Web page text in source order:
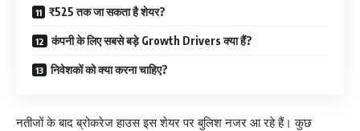
₹525 तक जा सकता है शेयर?
कंपनी के लिए सबसे बड़े Growth Drivers क्या हैं?
निवेशकों को क्या करना चाहिए?
नतीजों के बाद ब्रोकरेज हाउस इस शेयर पर बुलिश नजर आ रहे हैं। कुछ